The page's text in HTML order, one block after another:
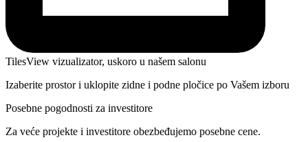
TilesView vizualizator, uskoro u našem salonu
Izaberite prostor i uklopite zidne i podne pločice po Vašem izboru
Posebne pogodnosti za investitore
Za veće projekte i investitore obezbeđujemo posebne cene.